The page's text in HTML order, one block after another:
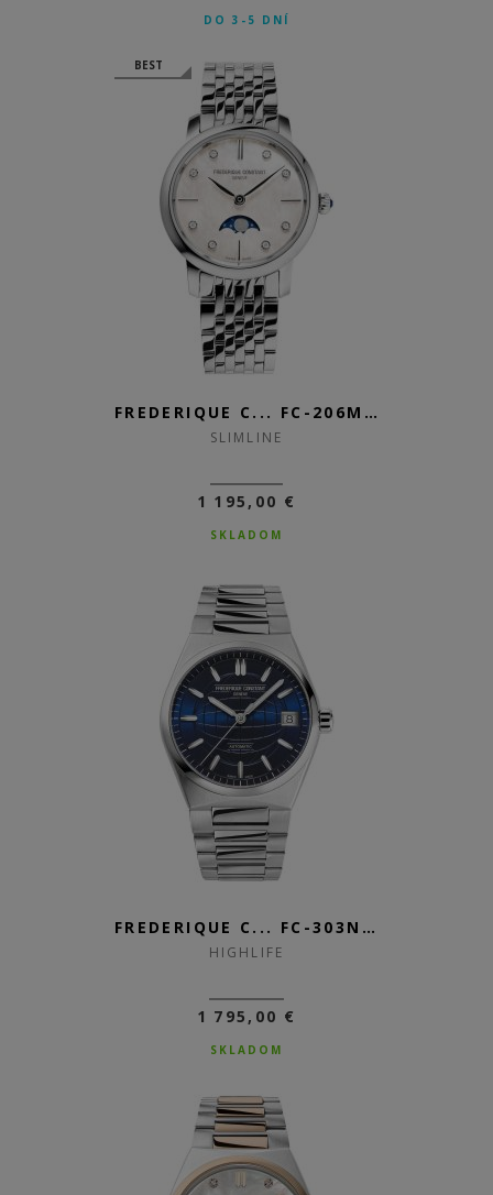
DO 3-5 DNÍ
BEST
FREDERIQUE C... FC-206MPWD1S6B
SLIMLINE
1 195,00 €
SKLADOM
FREDERIQUE C... FC-303N2NH6B
HIGHLIFE
1 795,00 €
SKLADOM